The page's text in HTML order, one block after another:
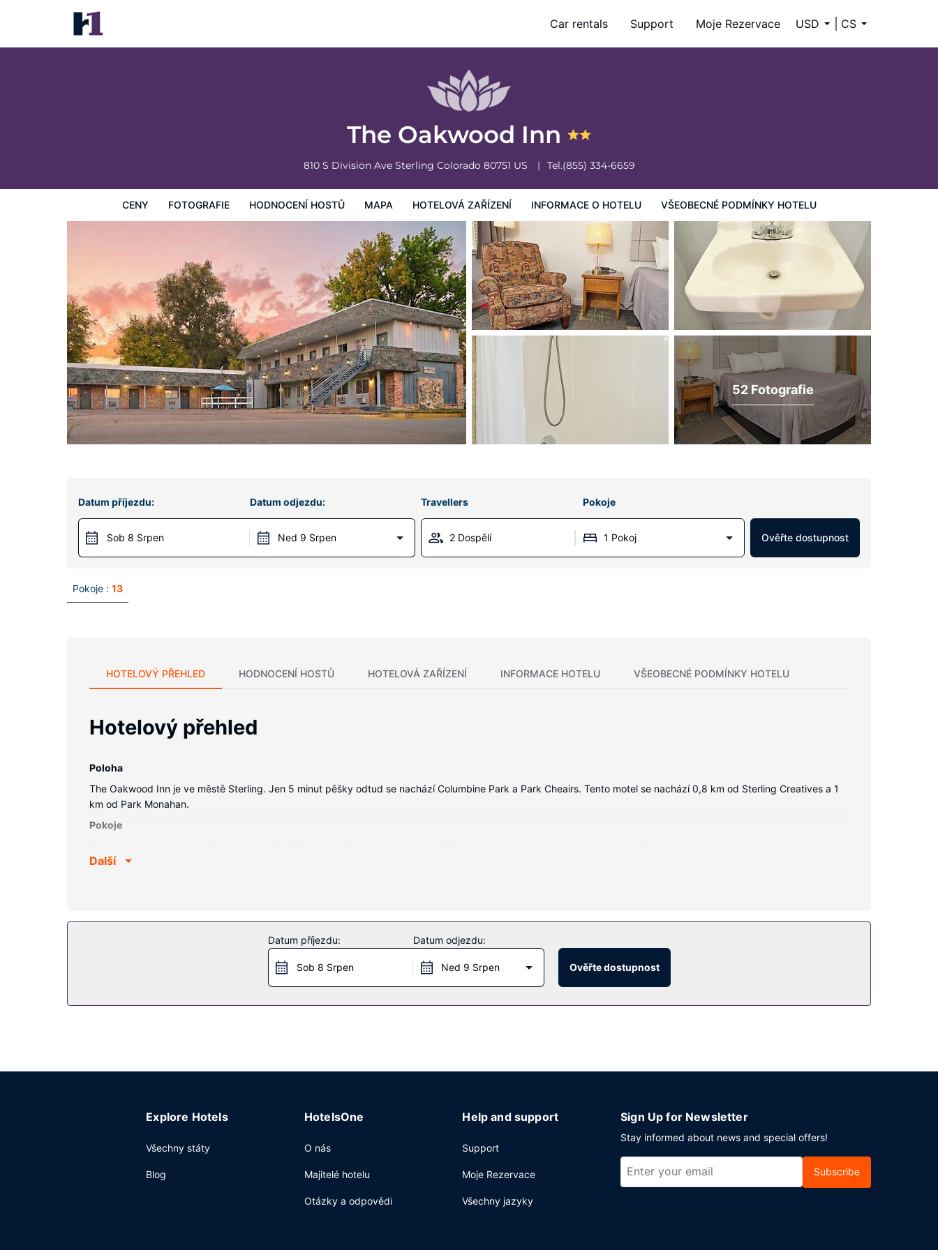
Car rentals Support Moje Rezervace USD CS
The Oakwood Inn
810 S Division Ave Sterling Colorado 80751 US Tel.(855) 334-6659
CENY FOTOGRAFIE HODNOCENÍ HOSTŮ MAPA HOTELOVÁ ZAŘÍZENÍ INFORMACE O HOTELU VŠEOBECNÉ PODMÍNKY HOTELU
The Oakwood Inn
Ceny Fotografie Všeobecné podmínky hotelu
52 Fotografie
Datum příjezdu:
Sob 8 Srpen
Datum odjezdu:
Ned 9 Srpen
Travellers Pokoje
2 Dospělí 1 Pokoj Ověřte dostupnost
Pokoje : 13
HOTELOVÝ PŘEHLED HODNOCENÍ HOSTŮ HOTELOVÁ ZAŘÍZENÍ INFORMACE HOTELU VŠEOBECNÉ PODMÍNKY HOTELU
Hotelový přehled
Poloha
The Oakwood Inn je ve městě Sterling. Jen 5 minut pěšky odtud se nachází Columbine Park a Park Cheairs. Tento motel se nachází 0,8 km od Sterling Creatives a 1
km od Park Monahan.
Pokoje
Vybavení nemovitosti
Další
Datum příjezdu:
Sob 8 Srpen
Datum odjezdu:
Ned 9 Srpen Ověřte dostupnost
Explore Hotels
Všechny státy
Blog
HotelsOne
O nás
Majitelé hotelu
Otázky a odpovědi
Help and support
Support
Moje Rezervace
Všechny jazyky
Sign Up for Newsletter
Stay informed about news and special offers!
Subscribe